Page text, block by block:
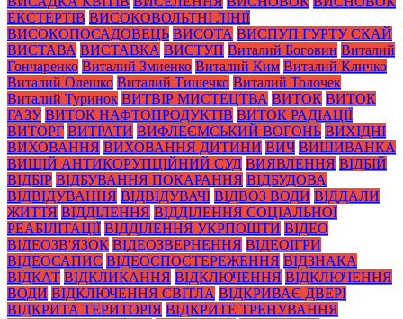
ЕКСТЕРТІВ ВИСОКОВОЛЬТНІ ЛІНІЇ
ВИСОКОПОСАДОВЕЦЬ ВИСОТА ВИСПУП ГУРТУ СКАЙ
ВИСТАВА ВИСТАВКА ВИСТУП Виталий Боговин Виталий
Гончаренко Виталий Змиенко Виталий Ким Виталий Кличко
Виталий Олешко Виталий Тишечко Виталий Толочек
Виталий Туринок ВИТВІР МИСТЕЦТВА ВИТОК ВИТОК
ГАЗУ ВИТОК НАФТОПРОДУКТІВ ВИТОК РАДІАЦІЇ
ВИТОРГ ВИТРАТИ ВИФЛЕЄМСЬКИЙ ВОГОНЬ ВИХІДНІ
ВИХОВАННЯ ВИХОВАННЯ ДИТИНИ ВИЧ ВИШИВАНКА
ВИЩІЙ АНТИКОРУПЦІЙНИЙ СУД ВИЯВЛЕННЯ ВІДБІЙ
ВІДБІР ВІДБУВАННЯ ПОКАРАННЯ ВІДБУДОВА
ВІДВІДУВАННЯ ВІДВІДУВАЧІ ВІДВОЗ ВОДИ ВІДДАЛИ
ЖИТТЯ ВІДДІЛЕННЯ ВІДДІЛЕННЯ СОЦІАЛЬНОЇ
РЕАБІЛІТАЦІЇ ВІДДІЛЕННЯ УКРПОШТИ ВІДЕО
ВІДЕОЗВ'ЯЗОК ВІДЕОЗВЕРНЕННЯ ВІДЕОІГРИ
ВІДЕОСАПИС ВІДЕОСПОСТЕРЕЖЕННЯ ВІДЗНАКА
ВІДКАТ ВІДКЛИКАННЯ ВІДКЛЮЧЕННЯ ВІДКЛЮЧЕННЯ
ВОДИ ВІДКЛЮЧЕННЯ СВІТЛА ВІДКРИВАЄ ДВЕРІ
ВІДКРИТА ТЕРИТОРІЯ ВІДКРИТЕ ТРЕНУВАННЯ